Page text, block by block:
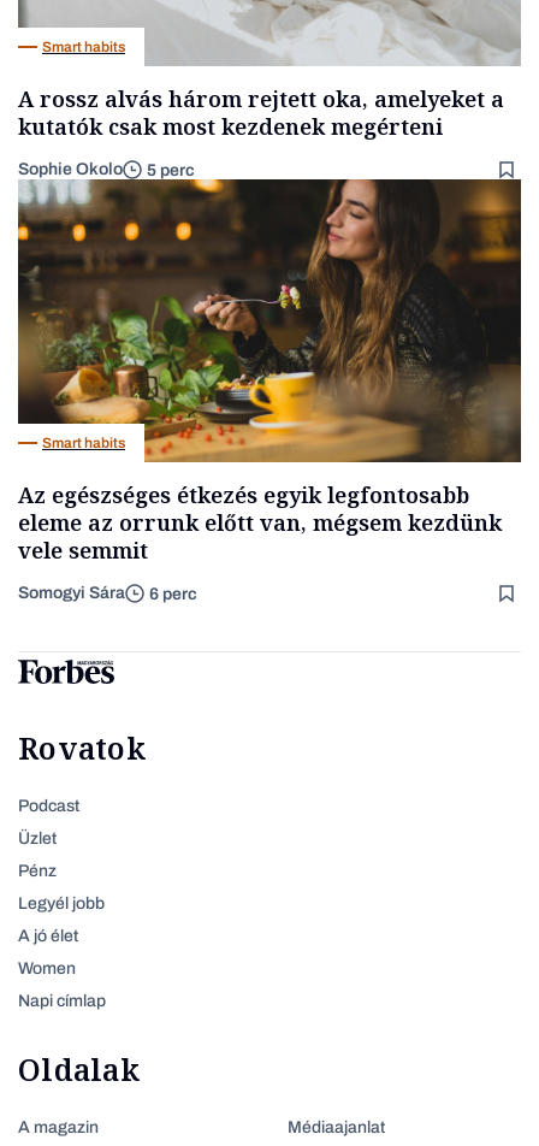
Smart habits
A rossz alvás három rejtett oka, amelyeket a
kutatók csak most kezdenek megérteni
Sophie Okolo 5 perc
Smart habits
Az egészséges étkezés egyik legfontosabb
eleme az orrunk előtt van, mégsem kezdünk
vele semmit
Somogyi Sára 6 perc
Rovatok
Podcast
Üzlet
Pénz
Legyél jobb
A jó élet
Women
Napi címlap
Oldalak
A magazin Médiaajanlat